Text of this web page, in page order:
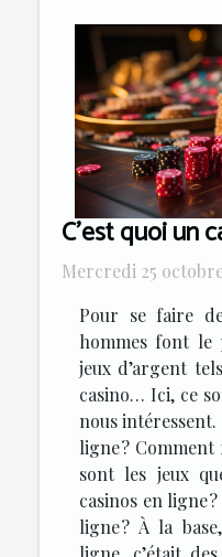
C’est quoi un
Mercredi 25 octobre
Pour se faire
hommes font le
jeux d’argent
casino… Ici, ce
nous intéressent.
ligne ?
sont les jeux
casinos en ligne
ligne ? À la